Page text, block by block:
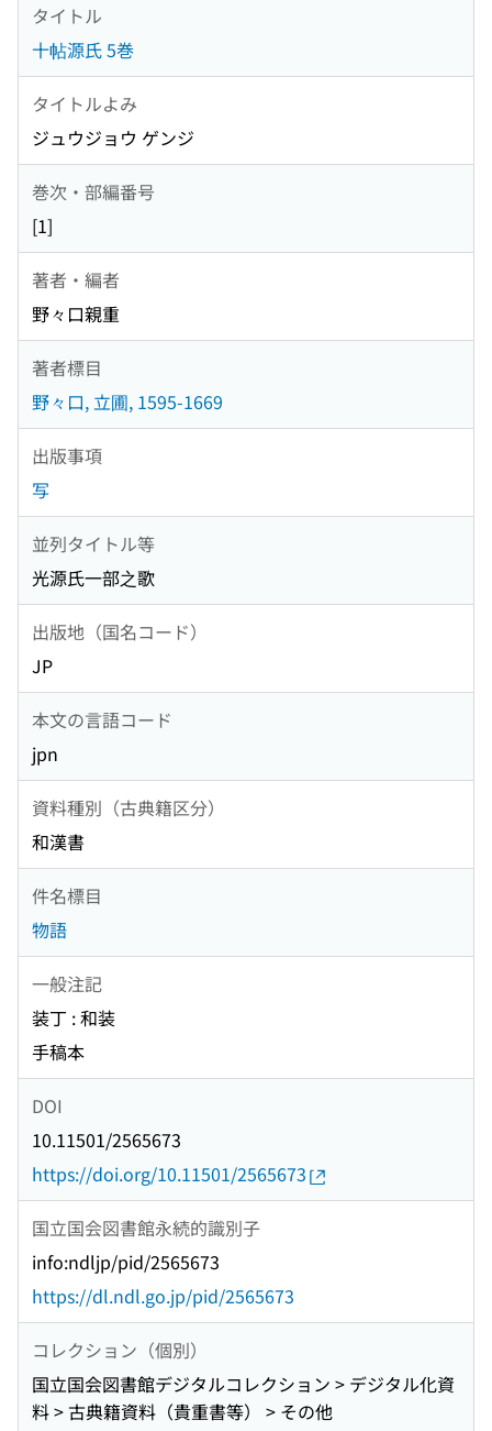
タイトル
十帖源氏 5巻
タイトルよみ
ジュウジョウ ゲンジ
巻次・部編番号
[1]
著者・編者
野々口親重
著者標目
野々口, 立圃, 1595-1669
出版事項
写
並列タイトル等
光源氏一部之歌
出版地（国名コード）
JP
本文の言語コード
jpn
資料種別（古典籍区分）
和漢書
件名標目
物語
一般注記
装丁 : 和装
手稿本
DOI
10.11501/2565673
https://doi.org/10.11501/2565673
国立国会図書館永続的識別子
info:ndljp/pid/2565673
https://dl.ndl.go.jp/pid/2565673
コレクション（個別）
国立国会図書館デジタルコレクション > デジタル化資
料 > 古典籍資料（貴重書等） > その他